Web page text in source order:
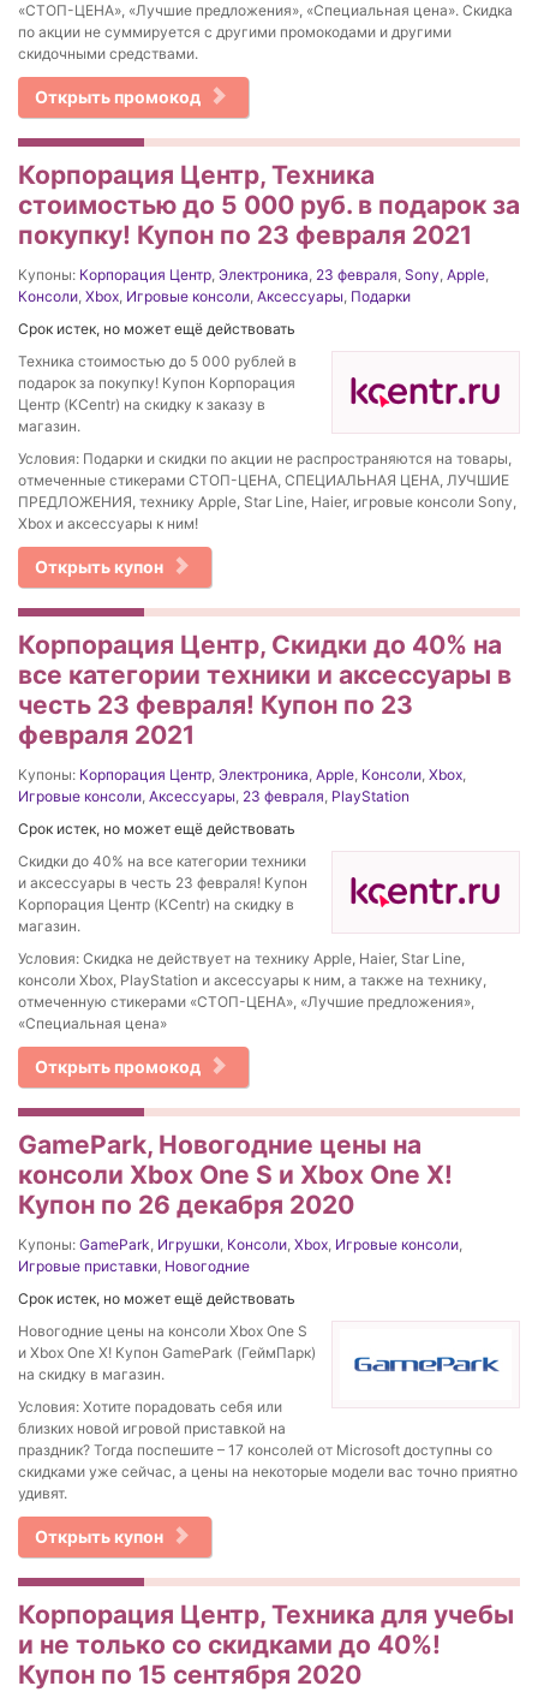
«СТОП-ЦЕНА», «Лучшие предложения», «Специальная цена». Скидка
по акции не суммируется с другими промокодами и другими
скидочными средствами.
Открыть промокод
Корпорация Центр, Техника
стоимостью до 5 000 руб. в подарок за
покупку! Купон по 23 февраля 2021
Купоны: Корпорация Центр, Электроника, 23 февраля, Sony, Apple,
Консоли, Xbox, Игровые консоли, Аксессуары, Подарки
Срок истек, но может ещё действовать
Техника стоимостью до 5 000 рублей в
подарок за покупку! Купон Корпорация
Центр (KCentr) на скидку к заказу в
магазин.
Условия: Подарки и скидки по акции не распространяются на товары,
отмеченные стикерами СТОП-ЦЕНА, СПЕЦИАЛЬНАЯ ЦЕНА, ЛУЧШИЕ
ПРЕДЛОЖЕНИЯ, технику Apple, Star Line, Haier, игровые консоли Sony,
Xbox и аксессуары к ним!
Открыть купон
Корпорация Центр, Скидки до 40% на
все категории техники и аксессуары в
честь 23 февраля! Купон по 23
февраля 2021
Купоны: Корпорация Центр, Электроника, Apple, Консоли, Xbox,
Игровые консоли, Аксессуары, 23 февраля, PlayStation
Срок истек, но может ещё действовать
Скидки до 40% на все категории техники
и аксессуары в честь 23 февраля! Купон
Корпорация Центр (KCentr) на скидку в
магазин.
Условия: Скидка не действует на технику Apple, Haier, Star Line,
консоли Xbox, PlayStation и аксессуары к ним, а также на технику,
отмеченную стикерами «СТОП-ЦЕНА», «Лучшие предложения»,
«Специальная цена»
Открыть промокод
GamePark, Новогодние цены на
консоли Xbox One S и Xbox One X!
Купон по 26 декабря 2020
Купоны: GamePark, Игрушки, Консоли, Xbox, Игровые консоли,
Игровые приставки, Новогодние
Срок истек, но может ещё действовать
Новогодние цены на консоли Xbox One S
и Xbox One X! Купон GamePark (ГеймПарк)
на скидку в магазин.
Условия: Хотите порадовать себя или
близких новой игровой приставкой на
праздник? Тогда поспешите – 17 консолей от Microsoft доступны со
скидками уже сейчас, а цены на некоторые модели вас точно приятно
удивят.
Открыть купон
Корпорация Центр, Техника для учебы
и не только со скидками до 40%!
Купон по 15 сентября 2020